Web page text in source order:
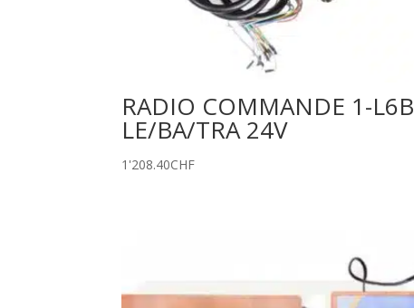
RADIO COMMANDE 1-L6B
LE/BA/TRA 24V
1'208.40CHF